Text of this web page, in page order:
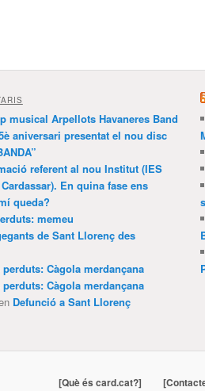
musical Arpellots Havaneres Band
aniversari presentat el nou disc
referent al nou Institut (IES
En quina fase ens
queda?
memeu
de Sant Llorenç des
perduts: Càgola merdançana
perduts: Càgola merdançana
Defunció a Sant Llorenç
[Què és card.cat?]